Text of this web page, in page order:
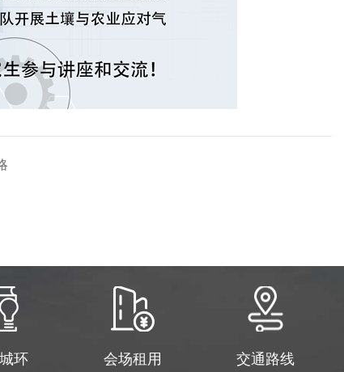
环 会场租用 交通路线